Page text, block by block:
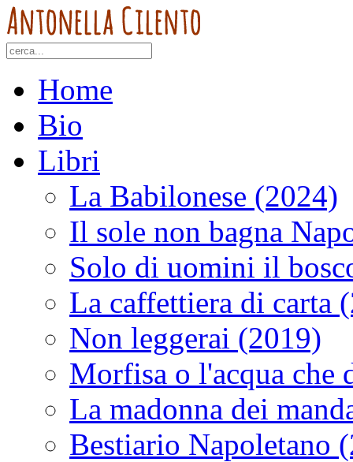
Home
Bio
Libri
La Babilonese (2024)
Il sole non bagna
Solo di uomini il
La caffettiera di carta
Non leggerai (2019)
Morfisa o l'acqua che
La madonna dei
Bestiario Napoletano